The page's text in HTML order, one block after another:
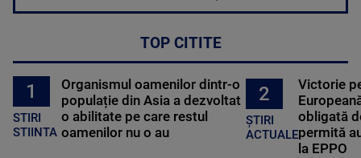
TOP CITITE
1
STIRI
STIINTA
Organismul oamenilor dintr-o
populație din Asia a dezvoltat
o abilitate pe care restul
oamenilor nu o au
2
ȘTIRI
ACTUALE
Victorie
obligată
permită
la EPPO